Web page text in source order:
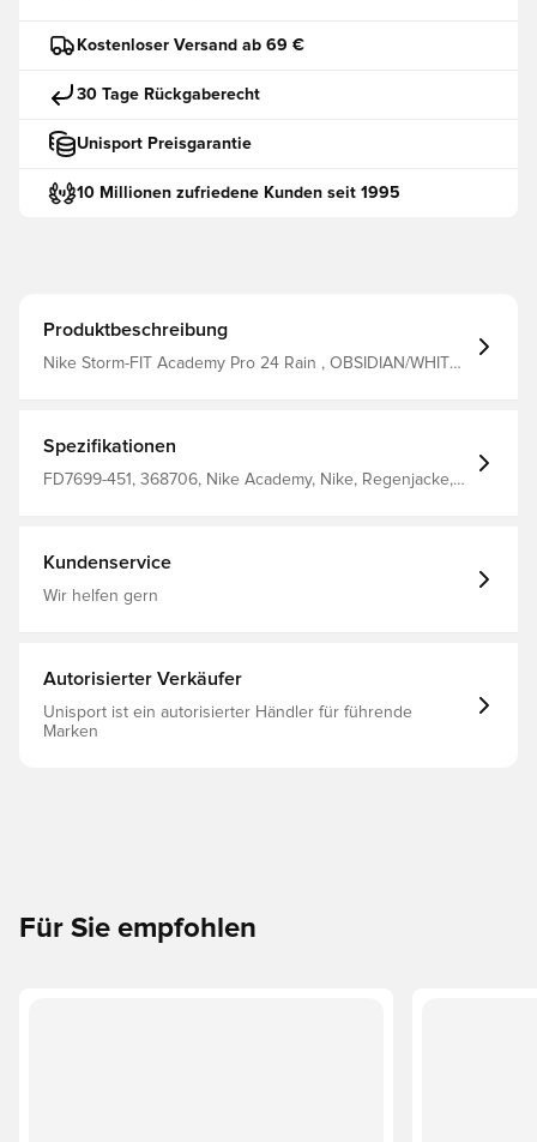
Kostenloser Versand ab 69 €
30 Tage Rückgaberecht
Unisport Preisgarantie
10 Millionen zufriedene Kunden seit 1995
Produktbeschreibung
Nike Storm-FIT Academy Pro 24 Rain , OBSIDIAN/WHITE,
Spezifikationen
FD7699-451, 368706, Nike Academy, Nike, Regenjacke,
Kundenservice
Wir helfen gern
Autorisierter Verkäufer
Unisport ist ein autorisierter Händler für führende
Marken
Für Sie empfohlen